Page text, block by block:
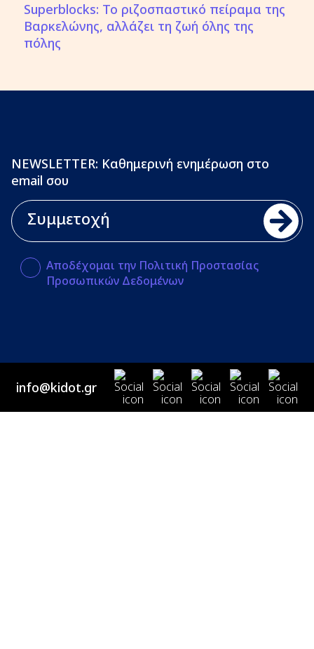
Superblocks: Το ριζοσπαστικό πείραμα της
Βαρκελώνης, αλλάζει τη ζωή όλης της
πόλης
NEWSLETTER: Καθημερινή ενημέρωση στο
email σου
Αποδέχομαι την Πολιτική Προστασίας
Προσωπικών Δεδομένων
info@kidot.gr